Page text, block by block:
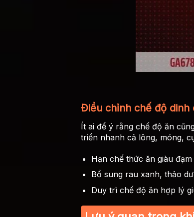
Điều chỉnh chế độ dinh
Ít ai để ý rằng chế độ ăn
triển nhanh cả lông, móng,
Hạn chế thức ăn giàu
Bổ sung rau xanh, thảo
Duy trì chế độ ăn hợp lý